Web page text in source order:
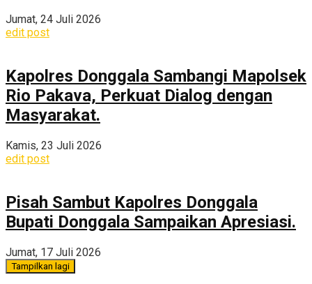
Jumat, 24 Juli 2026
edit post
Kapolres Donggala Sambangi Mapolsek
Rio Pakava, Perkuat Dialog dengan
Masyarakat.
Kamis, 23 Juli 2026
edit post
Pisah Sambut Kapolres Donggala
Bupati Donggala Sampaikan Apresiasi.
Jumat, 17 Juli 2026
Tampilkan lagi